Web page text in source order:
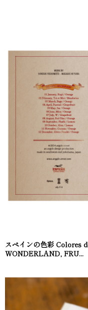
スペインの色彩 Colores
WONDERLAND, FRU...